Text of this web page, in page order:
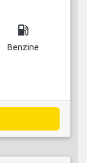
local_gas_station
Benzine